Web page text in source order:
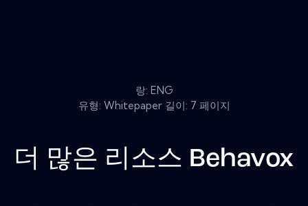
랑: ENG
유형: Whitepaper 길이: 7 페이지
더 많은 리소스 Behavox